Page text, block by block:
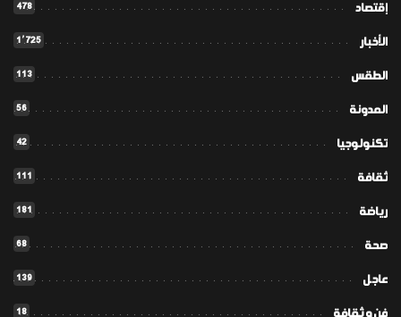
إقتصاد 478
الأخبار 1٬725
الطقس 113
المدونة 56
تكنولوجيا 42
ثقافة 111
رياضة 181
صحة 68
عاجل 139
فن و ثقافة 18